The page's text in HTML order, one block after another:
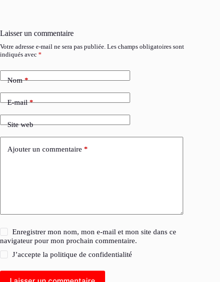
Laisser un commentaire
Votre adresse e-mail ne sera pas publiée. Les champs obligatoires sont
indiqués avec *
Nom*
E-mail*
Site web
Ajouter un commentaire *
Enregistrer mon nom, mon e-mail et mon site dans ce
navigateur pour mon prochain commentaire.
J’accepte lapolitique de confidentialité